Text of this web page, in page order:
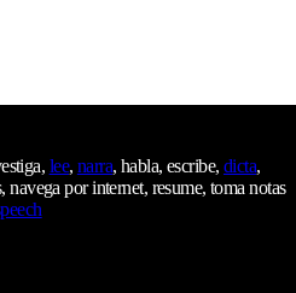
lee, narra, habla, escribe, dicta,
navega por internet, resume, toma notas